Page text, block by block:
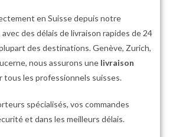
en Suisse depuis notre
des délais de livraison rapides de 24
des destinations. Genève, Zurich,
nous assurons une livraison
tous les professionnels suisses.
spécialisés, vos commandes
et dans les meilleurs délais.